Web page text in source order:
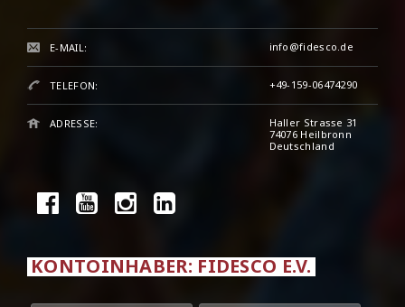
E-MAIL: info@fidesco.de
TELEFON: +49-159-06474290
ADRESSE:
Haller Strasse 31
74076 Heilbronn
Deutschland
KONTOINHABER: FIDESCO E.V.